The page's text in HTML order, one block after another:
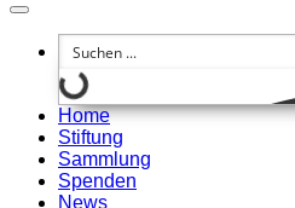
Home
Stiftung
Sammlung
Spenden
News